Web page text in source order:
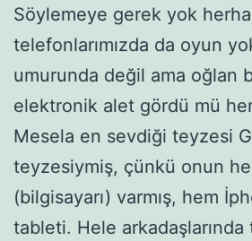
Söylemeye gerek yok
telefonlarımızda da oyun
umurunda değil ama oğlan
elektronik alet gördü mü
Mesela en sevdiği teyzesi
teyzesiymiş, çünkü onun
(bilgisayarı) varmış, hem
tableti. Hele